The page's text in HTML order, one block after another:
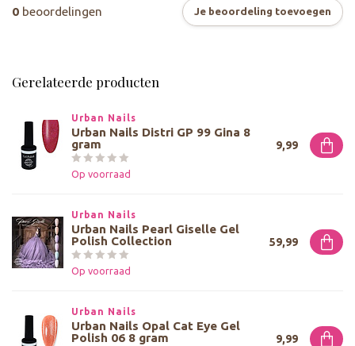
0 beoordelingen Je beoordeling toevoegen
Gerelateerde producten
Urban Nails
Urban Nails Distri GP 99 Gina 8
gram
Op voorraad
9,99
Urban Nails
Urban Nails Pearl Giselle Gel
Polish Collection
Op voorraad
59,99
Urban Nails
Urban Nails Opal Cat Eye Gel
Polish 06 8 gram
9,99